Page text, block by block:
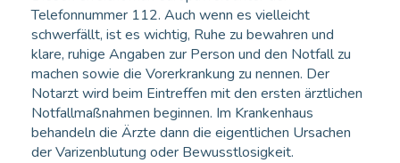
Telefonnummer 112. Auch wenn es vielleicht
schwerfällt, ist es wichtig, Ruhe zu bewahren und
klare, ruhige Angaben zur Person und den Notfall zu
machen sowie die Vorerkrankung zu nennen. Der
Notarzt wird beim Eintreffen mit den ersten ärztlichen
Notfallmaßnahmen beginnen. Im Krankenhaus
behandeln die Ärzte dann die eigentlichen Ursachen
der Varizenblutung oder Bewusstlosigkeit.